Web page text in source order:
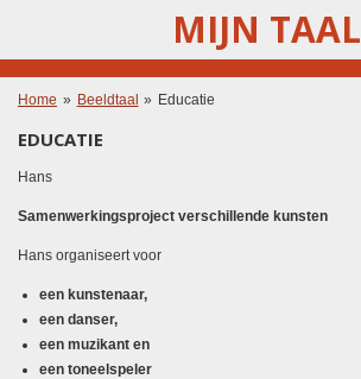
de
MIJN TAAL
Home » Beeldtaal » Educatie
EDUCATIE
Hans
Samenwerkingsproject verschillende kunsten
Hans organiseert voor
een kunstenaar,
een danser,
een muzikant en
een toneelspeler